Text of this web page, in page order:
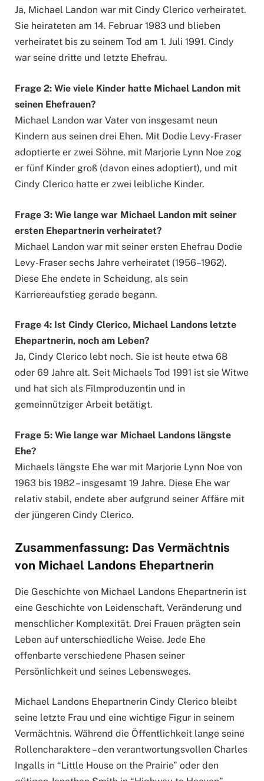
Ja, Michael Landon war mit Cindy Clerico verheiratet.
Sie heirateten am 14. Februar 1983 und blieben
verheiratet bis zu seinem Tod am 1. Juli 1991. Cindy
war seine dritte und letzte Ehefrau.
Frage 2: Wie viele Kinder hatte Michael Landon mit
seinen Ehefrauen?
Michael Landon war Vater von insgesamt neun
Kindern aus seinen drei Ehen. Mit Dodie Levy-Fraser
adoptierte er zwei Söhne, mit Marjorie Lynn Noe zog
er fünf Kinder groß (davon eines adoptiert), und mit
Cindy Clerico hatte er zwei leibliche Kinder.
Frage 3: Wie lange war Michael Landon mit seiner
ersten Ehepartnerin verheiratet?
Michael Landon war mit seiner ersten Ehefrau Dodie
Levy-Fraser sechs Jahre verheiratet (1956–1962).
Diese Ehe endete in Scheidung, als sein
Karriereaufstieg gerade begann.
Frage 4: Ist Cindy Clerico, Michael Landons letzte
Ehepartnerin, noch am Leben?
Ja, Cindy Clerico lebt noch. Sie ist heute etwa 68
oder 69 Jahre alt. Seit Michaels Tod 1991 ist sie Witwe
und hat sich als Filmproduzentin und in
gemeinnütziger Arbeit betätigt.
Frage 5: Wie lange war Michael Landons längste
Ehe?
Michaels längste Ehe war mit Marjorie Lynn Noe von
1963 bis 1982 – insgesamt 19 Jahre. Diese Ehe war
relativ stabil, endete aber aufgrund seiner Affäre mit
der jüngeren Cindy Clerico.
Zusammenfassung: Das Vermächtnis
von Michael Landons Ehepartnerin
Die Geschichte von Michael Landons Ehepartnerin ist
eine Geschichte von Leidenschaft, Veränderung und
menschlicher Komplexität. Drei Frauen prägten sein
Leben auf unterschiedliche Weise. Jede Ehe
offenbarte verschiedene Phasen seiner
Persönlichkeit und seines Lebensweges.
Michael Landons Ehepartnerin Cindy Clerico bleibt
seine letzte Frau und eine wichtige Figur in seinem
Vermächtnis. Während die Öffentlichkeit lange seine
Rollencharaktere – den verantwortungsvollen Charles
Ingalls in “Little House on the Prairie” oder den